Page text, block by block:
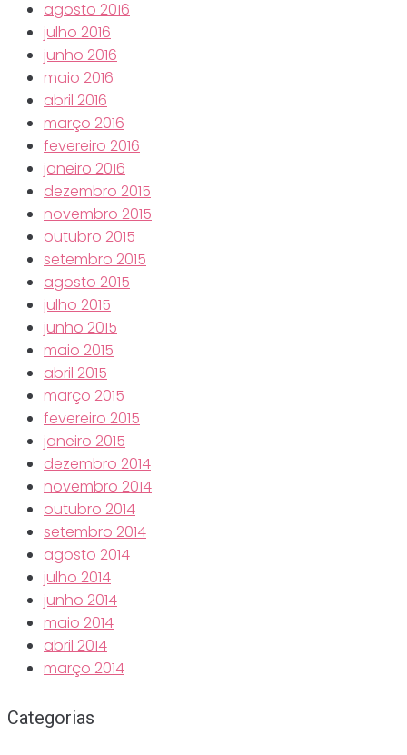
agosto 2016
julho 2016
junho 2016
maio 2016
abril 2016
março 2016
fevereiro 2016
janeiro 2016
dezembro 2015
novembro 2015
outubro 2015
setembro 2015
agosto 2015
julho 2015
junho 2015
maio 2015
abril 2015
março 2015
fevereiro 2015
janeiro 2015
dezembro 2014
novembro 2014
outubro 2014
setembro 2014
agosto 2014
julho 2014
junho 2014
maio 2014
abril 2014
março 2014
Categorias